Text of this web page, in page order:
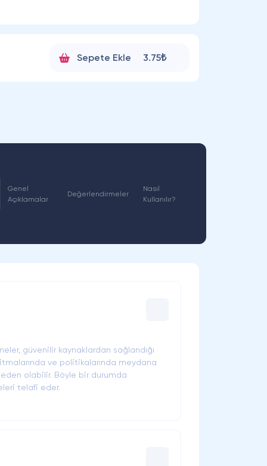
Sepete Ekle 3.75₺
Genel
Açıklamalar
Değerlendirmeler
Nasıl
Kullanılır?
güvenilir kaynaklardan sağlandığı
ve politikalarında meydana
olabilir. Böyle bir durumda
telafi eder.